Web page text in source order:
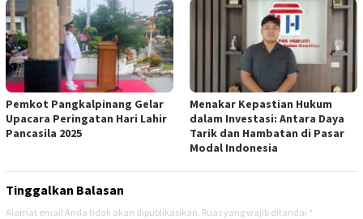
Pemkot Pangkalpinang Gelar
Upacara Peringatan Hari Lahir
Pancasila 2025
Menakar Kepastian Hukum
dalam Investasi: Antara Daya
Tarik dan Hambatan di Pasar
Modal Indonesia
Tinggalkan Balasan
Alamat email Anda tidak akan dipublikasikan. Ruas yang wajib ditandai *